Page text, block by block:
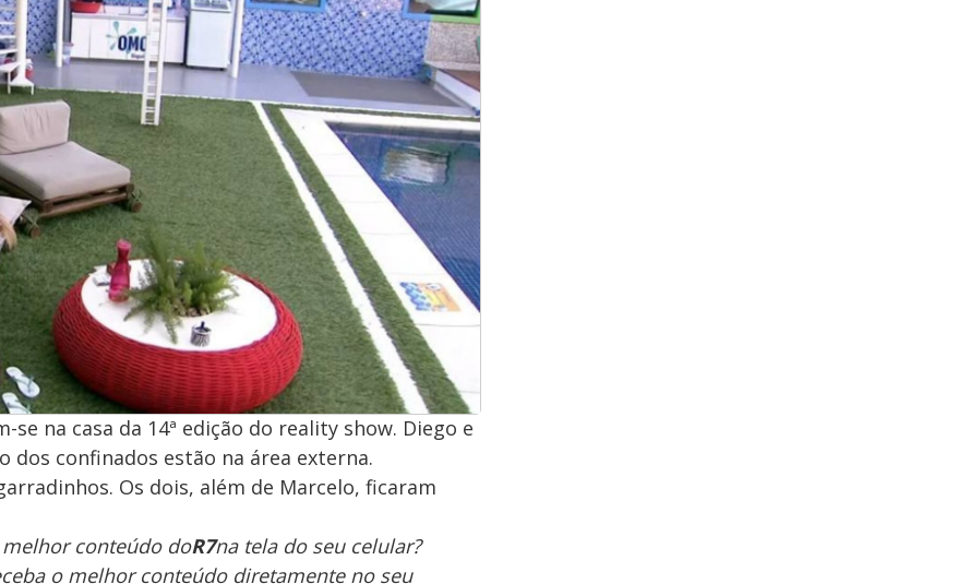
na casa da 14ª edição do reality show. Diego e
dos confinados estão na área externa.
Os dois, além de Marcelo, ficaram
conteúdo doR7na tela do seu celular?
o melhor conteúdo diretamente no seu